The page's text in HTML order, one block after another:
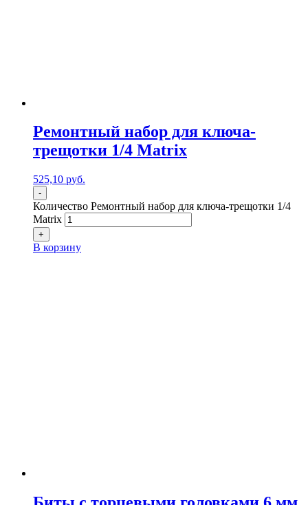
Ремонтный набор для ключа-
трещотки 1/4 Matrix
525,10 руб.
-
Количество Ремонтный набор для ключа-трещотки 1/4
Matrix
+
В корзину